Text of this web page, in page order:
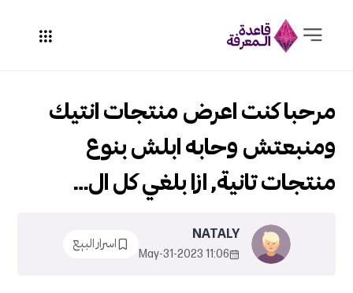
مرحبا كنت اعرض منتجات انتيك
ومنبعتش وحابه ابلش بنوع
منتجات تانية, ازا بلغي كل ال…
NATALY
11:06 2023-May-31
اسرار البيع